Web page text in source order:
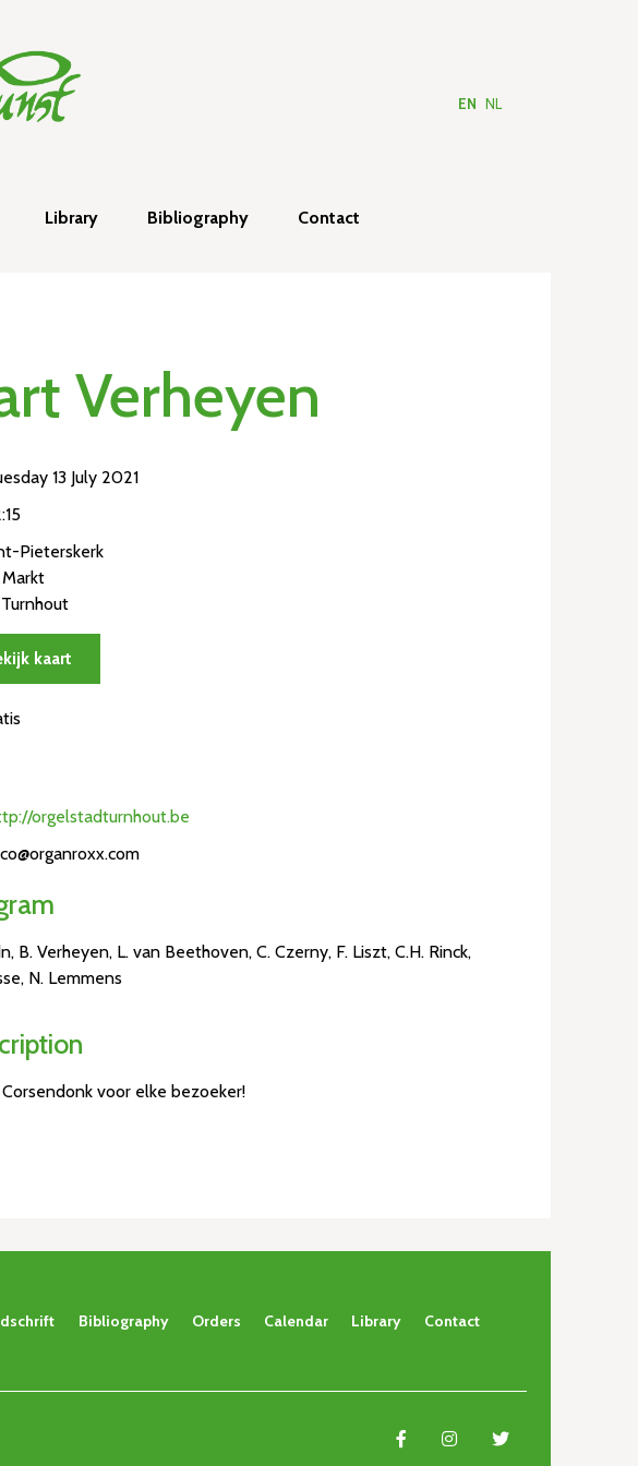
EN NL
Library Bibliography Contact
Verheyen
13 July 2021
Pieterskerk
kaart
orgelstadturnhout.be
B. Verheyen, L. van Beethoven, C. Czerny, F. Liszt, C.H. Rinck,
N. Lemmens
voor elke bezoeker!
Bibliography Orders Calendar Library Contact